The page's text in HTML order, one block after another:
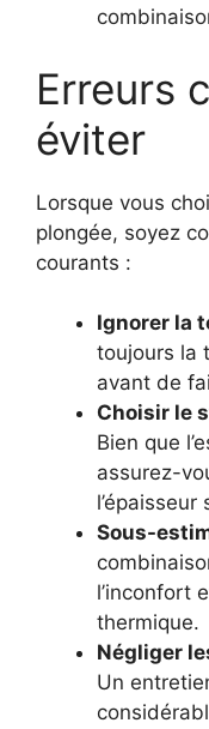
Erreurs
éviter
Lorsque vous
plongée, soyez
courants :
Ignorer la
toujours la
avant de
Choisir le
Bien que
assurez-
Sous-
l’inconfort
thermique.
Négliger
Un